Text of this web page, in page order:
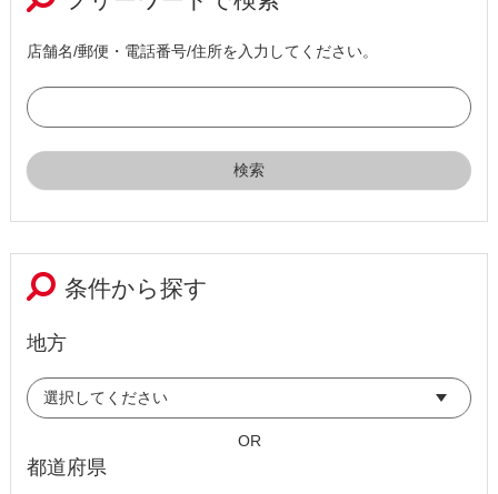
店舗名/郵便・電話番号/住所を入力してください。
条件から探す
地方
OR
都道府県